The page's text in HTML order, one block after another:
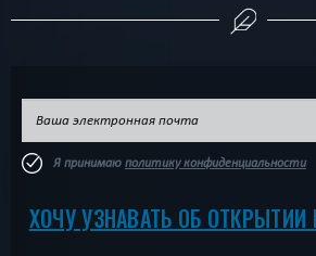
Я принимаю политику конфиденциальности
ХОЧУ УЗНАВАТЬ ОБ